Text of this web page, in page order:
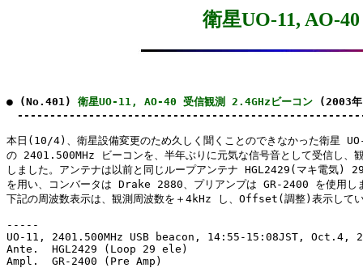
衛星UO-11, AO-
● (No.401) 衛星UO-11, AO-40 受信観測 2.4GHzビーコン (2003
本日(10/4)、衛星設備変更のため久しく聞くことのできなかった衛星
の 2401.500MHz ビーコンを、半年ぶりに元気な信号音として受信し、
しました。アンテナは以前と同じループアンテナ HGL2429(マキ電気)
を用い、コンバータは Drake 2880、プリアンプは GR-2400 を使用し
下記の周波数表示は、観測周波数を＋4kHz し、Offset(調整)表示して
-----
UO-11, 2401.500MHz USB beacon, 14:55-15:08JST, Oct.4,
Ante.  HGL2429 (Loop 29 ele)
Ampl.  GR-2400 (Pre Amp)